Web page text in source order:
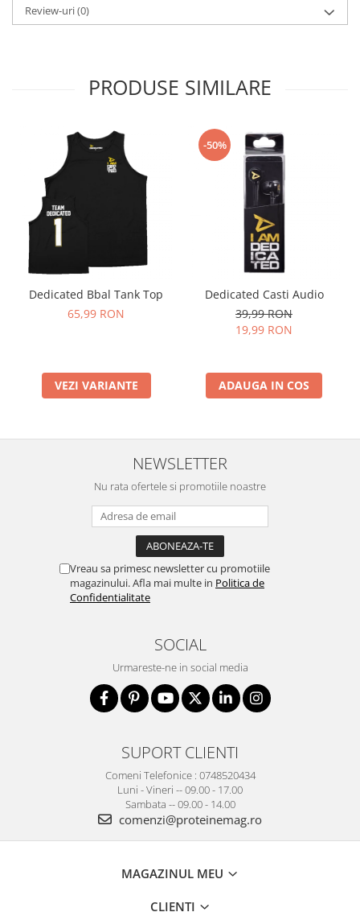
Review-uri(0)
PRODUSE SIMILARE
Dedicated Bbal Tank Top
65,99 RON
VEZI VARIANTE
-50%
Dedicated Casti Audio
39,99 RON
19,99 RON
ADAUGA IN COS
NEWSLETTER
Nu rata ofertele si promotiile noastre
Vreau sa primesc newsletter cu promotiile
magazinului. Afla mai multe in Politica de
Confidentialitate
SOCIAL
Urmareste-ne in social media
SUPORT CLIENTI
Comeni Telefonice : 0748520434
Luni - Vineri -- 09.00 - 17.00
Sambata -- 09.00 - 14.00
comenzi@proteinemag.ro
MAGAZINUL MEU
CLIENTI